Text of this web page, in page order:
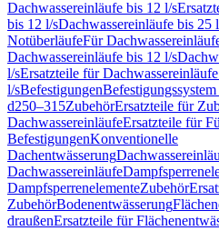
Dachwassereinläufe bis 12 l/s
bis 12 l/sDachwassereinläufe bis 25
NotüberläufeFür
Dachwassereinläufe bis 12 l/s
l/sErsatzteile für
l/sBefestigungen
d250–315ZubehörErsatzteile für
DachwassereinläufeErsatzteile für
BefestigungenKonventionelle
Dachentwässerung
Dachwassereinläufe
DampfsperrenelementeZubehör
ZubehörBodenentwässerung
draußenErsatzteile für